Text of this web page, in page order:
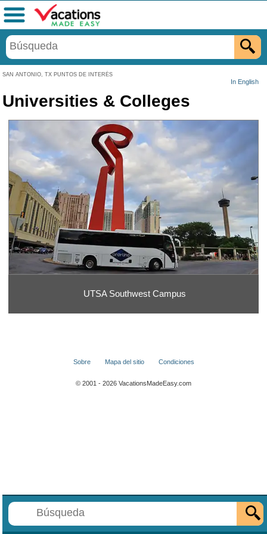
SAN ANTONIO, TX PUNTOS DE INTERÉS
In English
Menú
Universities & Colleges
UTSA Southwest Campus
Sobre Mapa del sitio Condiciones
© 2001 - 2026 VacationsMadeEasy.com